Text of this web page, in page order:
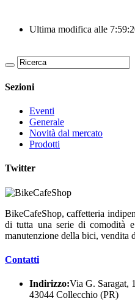
Ultima modifica alle
Sezioni
Eventi
Generale
Novità dal mercato
Prodotti
Twitter
BikeCafeShop, caffetteria
di tutta una serie di comodità
manutenzione della bici, vendita
Contatti
Indirizzo:Via G. Saragat,
43044 Collecchio (PR)